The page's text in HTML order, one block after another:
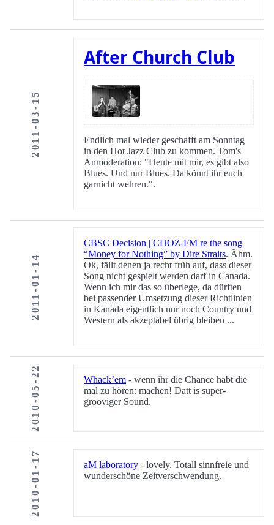
2011-03-15
After Church Club
Endlich mal wieder geschafft am Sonntag
in den Hot Jazz Club zu kommen. Tom's
Anmoderation: "Heute mit mir, es gibt also
Blues. Und nur Blues. Da könnt ihr euch
garnicht wehren.".
2011-01-14
CBSC Decision | CHOZ-FM re the song
“Money for Nothing” by Dire Straits. Ähm.
Ok, fällt denen ja recht früh auf, dass dieser
Song nicht gespielt werden darf in Canada.
Wenn ich mir das so überlege, da dürften
bei passender Umsetzung dieser Richtlinien
in Kanada eigentlich nur noch Country und
Western als akzeptabel übrig bleiben ...
2010-05-22 Whack’em - wenn ihr die Chance habt die
mal zu hören: machen! Datt is super-
grooviger Sound.
2010-01-17 aM laboratory - lovely. Totall sinnfreie und
wunderschöne Zeitverschwendung.